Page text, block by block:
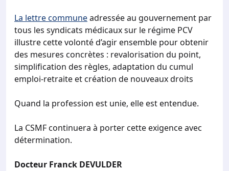
La lettre communeadressée au gouvernement par
tous les syndicats médicaux sur le régime PCV
illustre cette volonté d’agir ensemble pour obtenir
des mesures concrètes : revalorisation du point,
simplification des règles, adaptation du cumul
emploi-retraite et création de nouveaux droits
Quand la profession est unie, elle est entendue.
La CSMF continuera à porter cette exigence avec
détermination.
Docteur Franck DEVULDER